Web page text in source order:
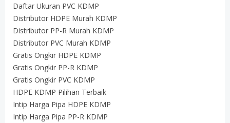
Daftar Ukuran PVC KDMP
Distributor HDPE Murah KDMP
Distributor PP-R Murah KDMP
Distributor PVC Murah KDMP
Gratis Ongkir HDPE KDMP
Gratis Ongkir PP-R KDMP
Gratis Ongkir PVC KDMP
HDPE KDMP Pilihan Terbaik
Intip Harga Pipa HDPE KDMP
Intip Harga Pipa PP-R KDMP